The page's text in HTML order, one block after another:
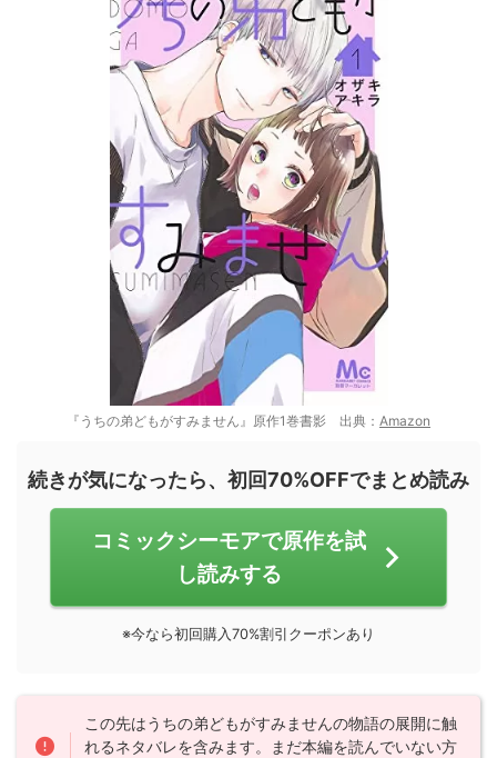
『うちの弟どもがすみません』原作1巻書影 出典： Amazon
続きが気になったら、初回70%OFFでまとめ読み
コミックシーモアで原作を試
し読みする
※今なら初回購入70%割引クーポンあり
この先はうちの弟どもがすみませんの物語の展開に触
れるネタバレを含みます。まだ本編を読んでいない方